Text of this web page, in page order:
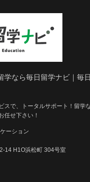
学なら毎日留学ナビ｜毎
スで、トータルサポート！留学
任せ下さい！
ーション
14 H1O浜松町 304号室